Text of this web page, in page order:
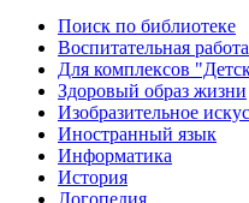
Поиск по библиотеке
Воспитательная работа
Для комплексов
Здоровый образ жизни
Изобразительное
Иностранный язык
Информатика
История
Логопедия